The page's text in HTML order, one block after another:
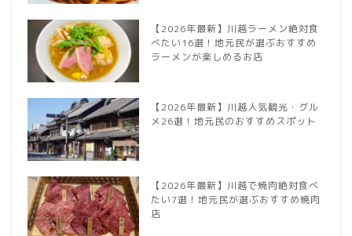
【2026年最新】川越ラーメン絶対食
べたい16選！地元民が選ぶおすすめ
ラーメンが楽しめるお店
【2026年最新】川越人気観光・グル
メ26選！地元民のおすすめスポット
【2026年最新】川越で焼肉絶対食べ
たい7選！地元民が選ぶおすすめ焼肉
店